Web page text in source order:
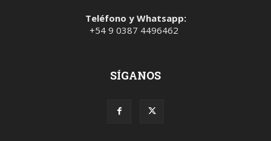
Teléfono y Whatsapp:
+54 9 0387 4496462
SÍGANOS